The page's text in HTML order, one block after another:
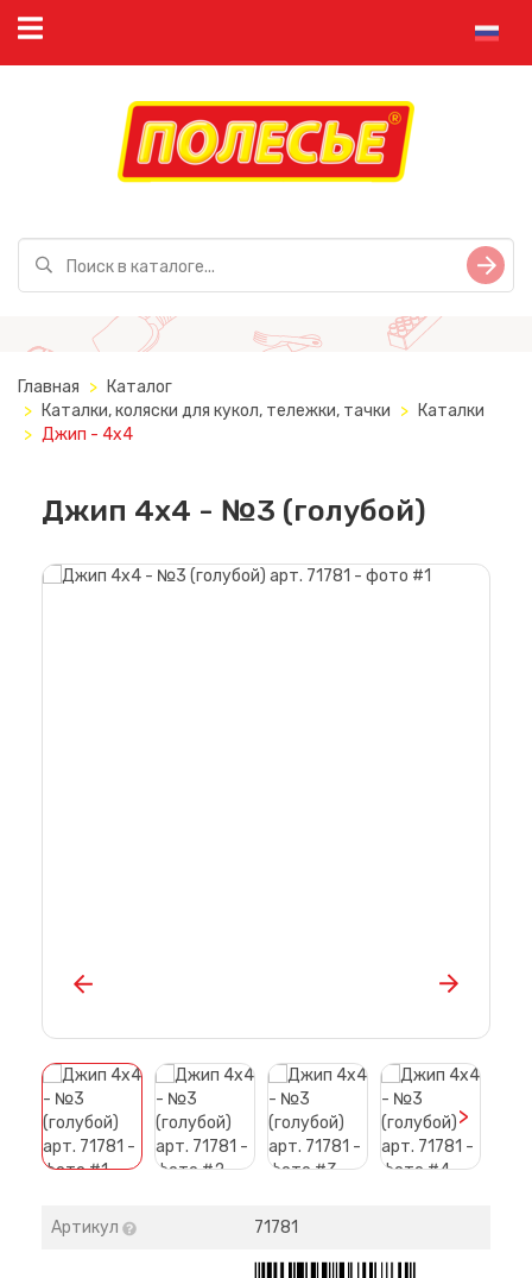
Главная
Каталог
Каталки, коляски для кукол, тележки, тачки
Каталки
Джип - 4x4
Джип 4х4 - №3 (голубой)
>
Артикул 71781